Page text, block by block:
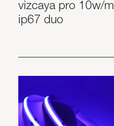
vizcaya pro 10w/
ip67 duo